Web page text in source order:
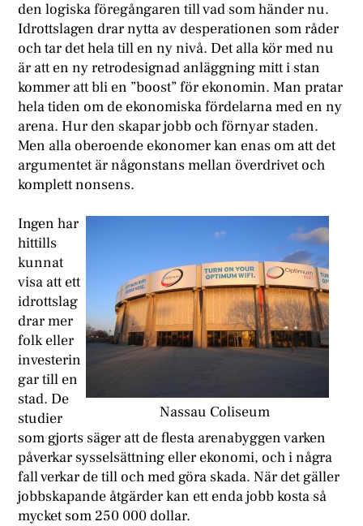
den logiska föregångaren till vad som händer nu.
Idrottslagen drar nytta av desperationen som råder
och tar det hela till en ny nivå. Det alla kör med nu
är att en ny retrodesignad anläggning mitt i stan
kommer att bli en ”boost” för ekonomin. Man pratar
hela tiden om de ekonomiska fördelarna med en ny
arena. Hur den skapar jobb och förnyar staden.
Men alla oberoende ekonomer kan enas om att det
argumentet är någonstans mellan överdrivet och
komplett nonsens.
Nassau Coliseum
Ingen har
hittills
kunnat
visa att ett
idrottslag
drar mer
folk eller
investerin
gar till en
stad. De
studier
som gjorts säger att de flesta arenabyggen varken
påverkar sysselsättning eller ekonomi, och i några
fall verkar de till och med göra skada. När det gäller
jobbskapande åtgärder kan ett enda jobb kosta så
mycket som 250 000 dollar.